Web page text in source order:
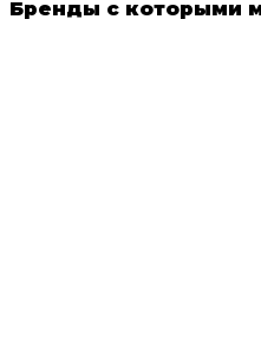
Бренды с которыми